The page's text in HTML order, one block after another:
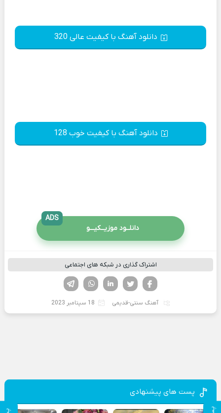
دانلود آهنگ با کیفیت عالی 320
دانلود آهنگ با کیفیت خوب 128
دانلــود موزیــکیـــو
ADS
اشتراک گذاری در شبکه های اجتماعی
لینکدین تویتر
فیسوک
آهنگ سنتی-قدیمی 18 سپتامبر 2023
پست های پیشنهادی